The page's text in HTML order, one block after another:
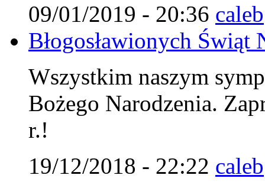
09/01/2019 - 20:36 caleb
Błogosławionych Świąt
Wszystkim naszym
Bożego Narodzenia.
r.!
19/12/2018 - 22:22 caleb